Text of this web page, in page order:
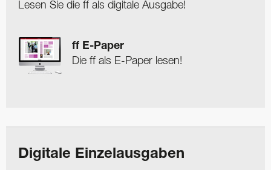
Lesen Sie die ff als digitale Ausgabe!
ff E-Paper
Die ff als E-Paper lesen!
Digitale Einzelausgaben